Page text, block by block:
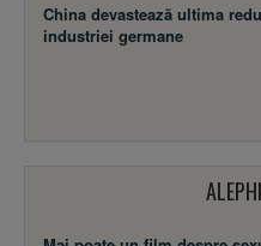
China devastează ultima
industriei germane